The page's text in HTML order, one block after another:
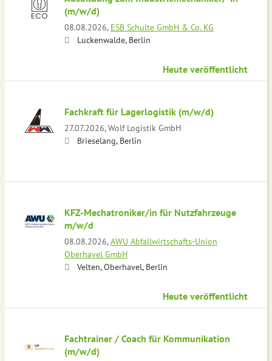
(m/w/d)
08.08.2026, ESB Schulte GmbH & Co. KG
Luckenwalde, Berlin
Heute veröffentlicht
Fachkraft für Lagerlogistik (m/w/d)
27.07.2026,Wolf Logistik GmbH
Brieselang, Berlin
KFZ-Mechatroniker/in für Nutzfahrzeuge
m/w/d
08.08.2026,AWU Abfallwirtschafts-Union
Oberhavel GmbH
Velten, Oberhavel, Berlin
Heute veröffentlicht
Fachtrainer / Coach für Kommunikation
(m/w/d)